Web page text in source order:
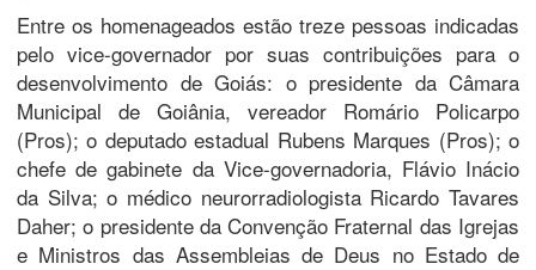
Entre os homenageados estão treze pessoas indicadas
pelo vice-governador por suas contribuições para o
desenvolvimento de Goiás: o presidente da Câmara
Municipal de Goiânia, vereador Romário Policarpo
(Pros); o deputado estadual Rubens Marques (Pros); o
chefe de gabinete da Vice-governadoria, Flávio Inácio
da Silva; o médico neurorradiologista Ricardo Tavares
Daher; o presidente da Convenção Fraternal das Igrejas
e Ministros das Assembleias de Deus no Estado de